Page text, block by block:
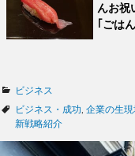
んお祝
｢ごは
カ
テ
ゴ
ー
ビジネス
タ
グ
ビジネス・成功 企業の生現
新戦略紹介